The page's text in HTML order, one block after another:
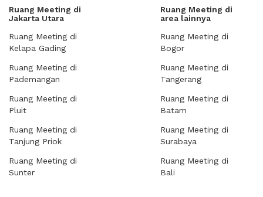
Ruang Meeting di
Jakarta Utara
Ruang Meeting di
Kelapa Gading
Ruang Meeting di
Pademangan
Ruang Meeting di
Pluit
Ruang Meeting di
Tanjung Priok
Ruang Meeting di
Sunter
Ruang Meeting di
area lainnya
Ruang Meeting di
Bogor
Ruang Meeting di
Tangerang
Ruang Meeting di
Batam
Ruang Meeting di
Surabaya
Ruang Meeting di
Bali